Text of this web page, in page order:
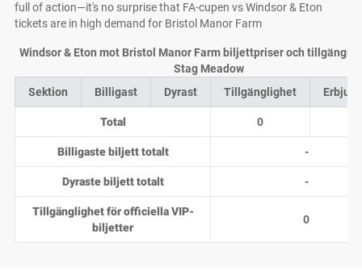
full of action—it's no surprise that FA-cupen vs Windsor & Eton
tickets are in high demand for Bristol Manor Farm
Sektion Billigast Dyrast Tillgänglighet
Total 0
Billigaste biljett totalt -
Dyraste biljett totalt -
Tillgänglighet för officiella VIP-
biljetter
0
Windsor & Eton mot Bristol Manor Farm biljettpriser och
Stag Meadow